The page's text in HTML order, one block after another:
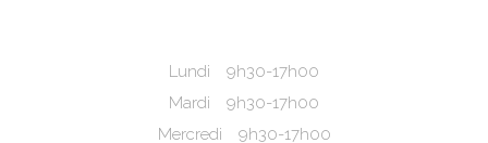
Lundi
9h30-17h00
Mardi
9h30-17h00
Mercredi
9h30-17h00